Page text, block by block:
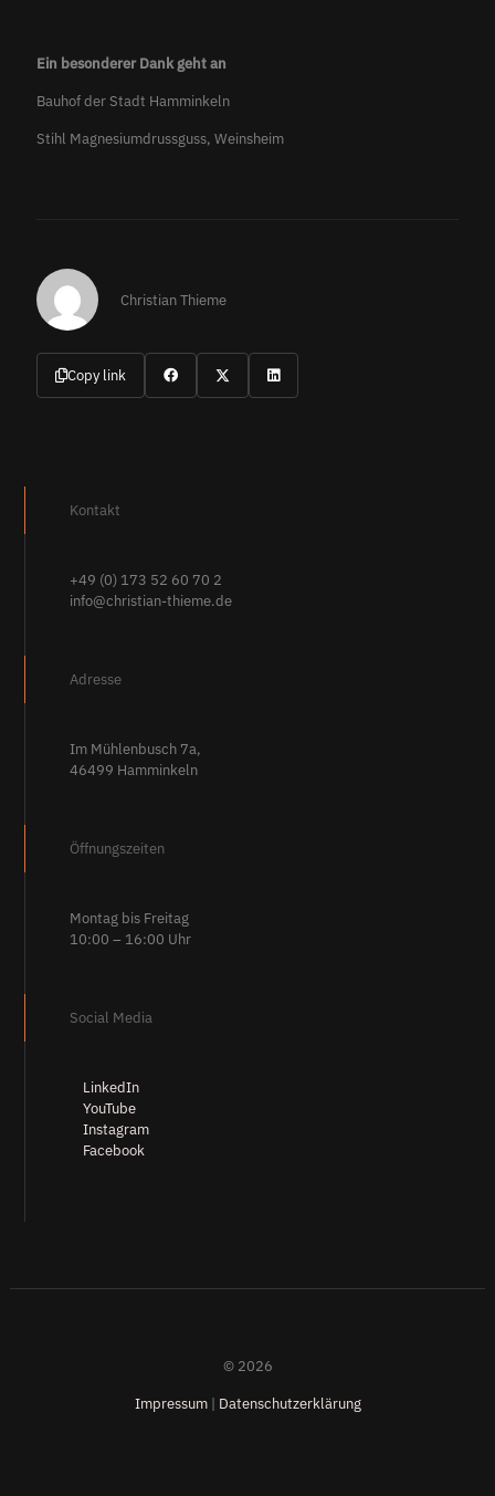
Ein besonderer Dank geht an
Bauhof der Stadt Hamminkeln
Stihl Magnesiumdrussguss, Weinsheim
Christian Thieme
Copy link
Kontakt
+49 (0) 173 52 60 70 2
info@christian-thieme.de
Adresse
Im Mühlenbusch 7a,
46499 Hamminkeln
Öffnungszeiten
Montag bis Freitag
10:00 – 16:00 Uhr
Social Media
LinkedIn
YouTube
Instagram
Facebook
© 2026
Impressum| Datenschutzerklärung